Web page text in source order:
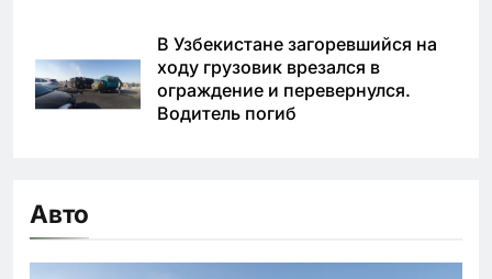
В Узбекистане загоревшийся на
ходу грузовик врезался в
ограждение и перевернулся.
Водитель погиб
Авто